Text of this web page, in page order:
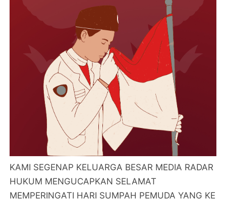
KAMI SEGENAP KELUARGA BESAR MEDIA RADAR
HUKUM MENGUCAPKAN SELAMAT
MEMPERINGATI HARI SUMPAH PEMUDA YANG KE